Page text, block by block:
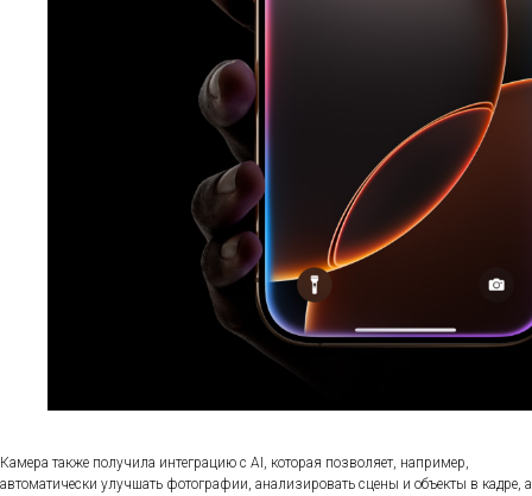
Камера также получила интеграцию с AI, которая позволяет, например,
автоматически улучшать фотографии, анализировать сцены и объекты в кадре, а